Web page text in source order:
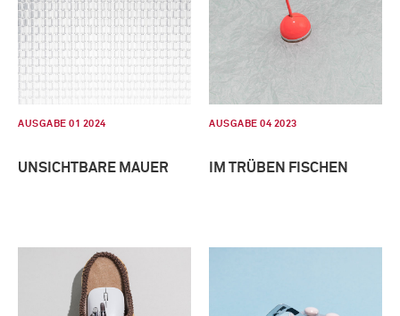
AUSGABE 01 2024
UNSICHTBARE MAUER
AUSGABE 04 2023
IM TRÜBEN FISCHEN